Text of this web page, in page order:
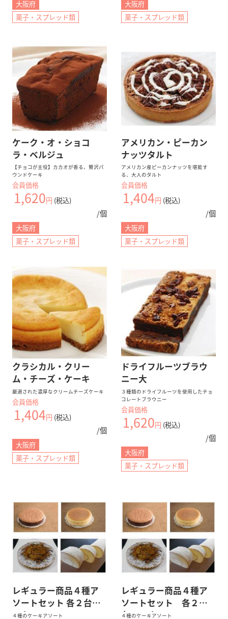
大阪府
菓子・スプレッド類
大阪府
菓子・スプレッド類
ケーク・オ・ショコ
ラ・ベルジュ
【チョコが主役】カカオが香る、贅沢パ
ウンドケーキ
会員価格
1,620円 (税込)
/個
大阪府
菓子・スプレッド類
アメリカン・ピーカン
ナッツタルト
アメリカン産ピーカンナッツを堪能す
る、大人のタルト
会員価格
1,404円 (税込)
/個
大阪府
菓子・スプレッド類
クラシカル・クリー
ム・チーズ・ケーキ
厳選された濃厚なクリームチーズケーキ
会員価格
1,404円 (税込)
/個
大阪府
菓子・スプレッド類
ドライフルーツブラウ
ニー大
３種類のドライフルーツを使用したチョ
コレートブラウニー
会員価格
1,620円 (税込)
/個
大阪府
菓子・スプレッド類
レギュラー商品４種ア
ソートセット 各２台
８カット
４種のケーキアソート
レギュラー商品４種ア
ソートセット 各２
台 10カット
４種のケーキアソート